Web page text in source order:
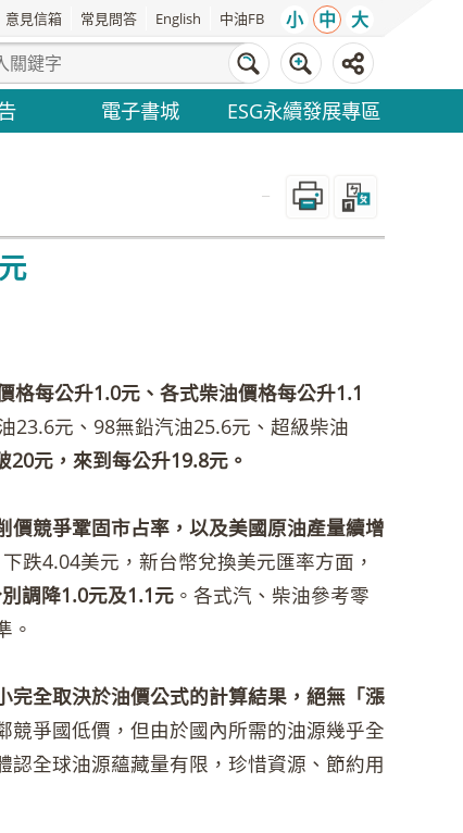
意見信箱 常見問答 English 中油FB 小 中 大
電子書城 ESG永續發展專區
格每公升1.0元、各式柴油價格每公升1.1
23.6元、98無鉛汽油25.6元、超級柴油
元，來到每公升19.8元。
競爭鞏固市占率，以及美國原油產量續增
跌4.04美元，新台幣兌換美元匯率方面，
調降1.0元及1.1元 。各式汽、柴油參考零
。
完全取決於油價公式的計算結果，絕無「漲
競爭國低價，但由於國內所需的油源幾乎全
全球油源蘊藏量有限，珍惜資源、節約用